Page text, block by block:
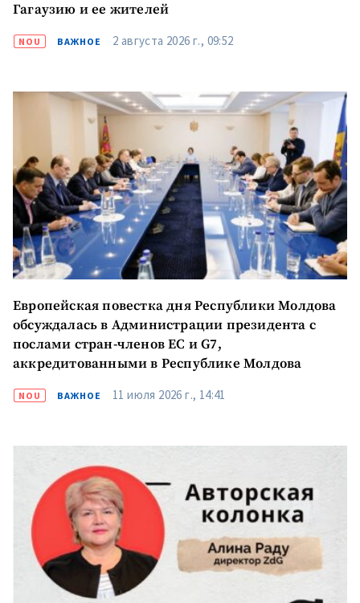
Гагаузию и ее жителей
NOU ВАЖНОЕ 2 августа 2026 г., 09:52
Европейская повестка дня Республики Молдова
обсуждалась в Администрации президента с
послами стран-членов ЕС и G7,
аккредитованными в Республике Молдова
NOU ВАЖНОЕ 11 июля 2026 г., 14:41